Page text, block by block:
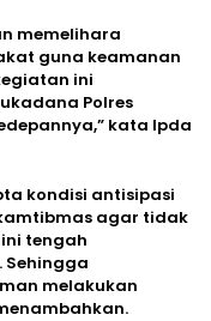
memelihara
guna keamanan
ini
Polres
kata Ipda
kondisi antisipasi
agar tidak
tengah
Sehingga
melakukan